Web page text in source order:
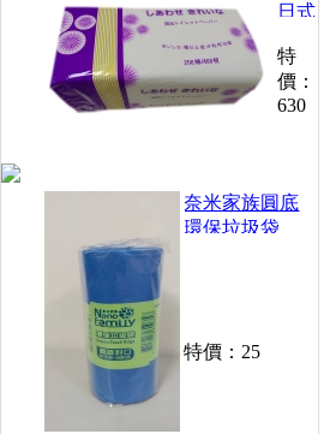
包*5
日式
衛生
紙
200
箱)
特
價：
630
奈米家族圓底
環保垃圾袋
特價： 25